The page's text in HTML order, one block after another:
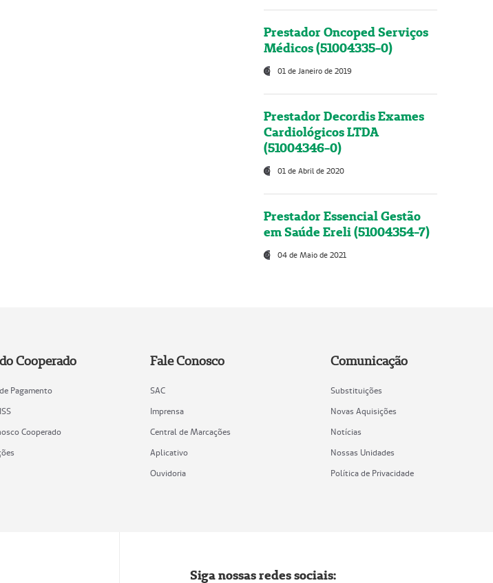
Prestador Oncoped Serviços
Médicos (51004335-0)
01 de Janeiro de 2019
Prestador Decordis Exames
Cardiológicos LTDA
(51004346-0)
01 de Abril de 2020
Prestador Essencial Gestão
em Saúde Ereli (51004354-7)
04 de Maio de 2021
Cooperado
Pagamento
Cooperado
Fale Conosco
SAC
Imprensa
Central de Marcações
Aplicativo
Ouvidoria
Comunicação
Substituições
Novas Aquisições
Notícias
Nossas Unidades
Política de Privacidade
Siga nossas redes sociais: